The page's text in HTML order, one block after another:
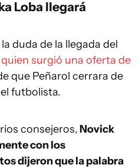
Loba llegará
duda de la llegada del
surgió una oferta de
que Peñarol cerrara de
futbolista.
consejeros, Novick
con los
dijeron que la palabra